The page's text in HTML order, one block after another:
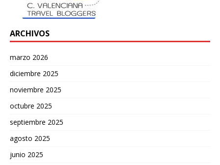
ARCHIVOS
marzo 2026
diciembre 2025
noviembre 2025
octubre 2025
septiembre 2025
agosto 2025
junio 2025